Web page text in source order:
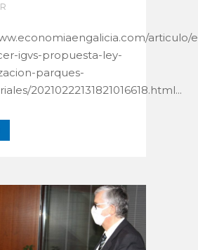
articulo/
igvs-propuesta-ley-
parques-
20210222131821016618.html...